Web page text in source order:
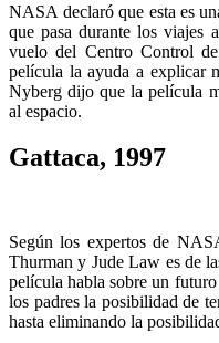
NASA declaró que esta es
que pasa durante los viajes
vuelo del Centro Control
película la ayuda a explicar
Nyberg dijo que la película
al espacio.
Gattaca, 1997
Según los expertos de
Thurman y Jude Law es de
película habla sobre un
los padres la posibilidad de
hasta eliminando la